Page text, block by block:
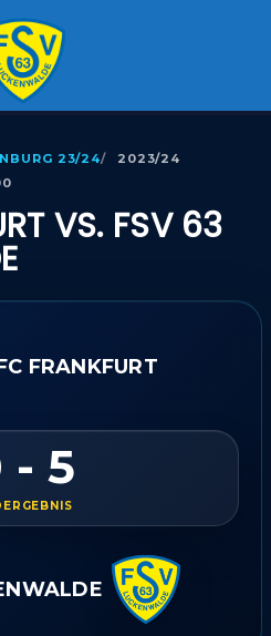
23/24
2023/24
VS. FSV 63
FRANKFURT
- 5